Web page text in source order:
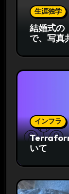
生涯独学
結婚式の
で、写真
インフラ
いて